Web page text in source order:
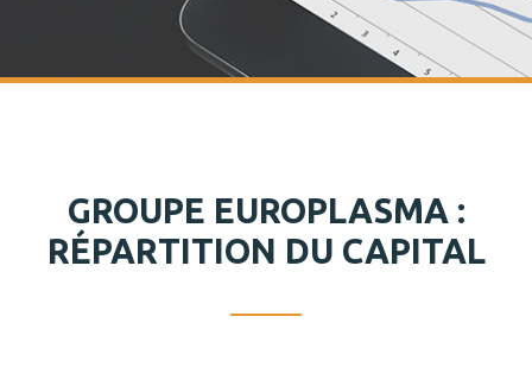
GROUPE EUROPLASMA :
RÉPARTITION DU CAPITAL